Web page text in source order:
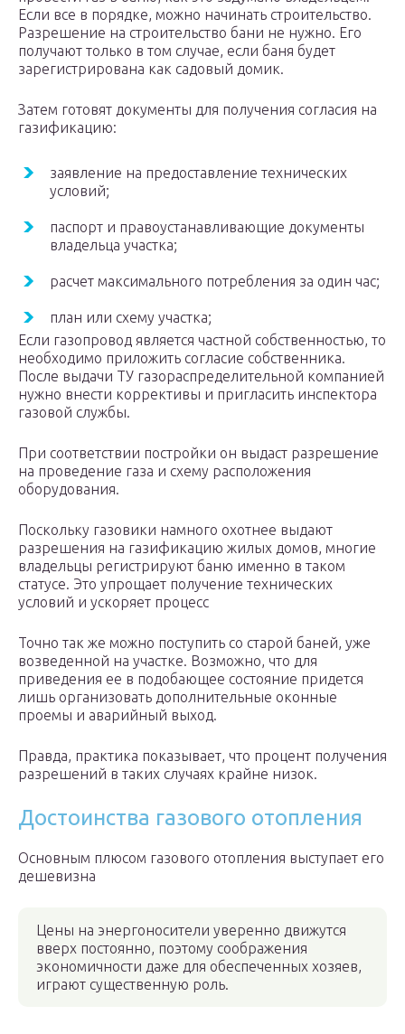
Если все в порядке, можно начинать строительство.
Разрешение на строительство бани не нужно. Его
получают только в том случае, если баня будет
зарегистрирована как садовый домик.
Затем готовят документы для получения согласия на
газификацию:
заявление на предоставление технических
условий;
паспорт и правоустанавливающие документы
владельца участка;
расчет максимального потребления за один час;
план или схему участка;
Если газопровод является частной собственностью, то
необходимо приложить согласие собственника.
После выдачи ТУ газораспределительной компанией
нужно внести коррективы и пригласить инспектора
газовой службы.
При соответствии постройки он выдаст разрешение
на проведение газа и схему расположения
оборудования.
Поскольку газовики намного охотнее выдают
разрешения на газификацию жилых домов, многие
владельцы регистрируют баню именно в таком
статусе. Это упрощает получение технических
условий и ускоряет процесс
Точно так же можно поступить со старой баней, уже
возведенной на участке. Возможно, что для
приведения ее в подобающее состояние придется
лишь организовать дополнительные оконные
проемы и аварийный выход.
Правда, практика показывает, что процент получения
разрешений в таких случаях крайне низок.
Достоинства газового отопления
Основным плюсом газового отопления выступает его
дешевизна
Цены на энергоносители уверенно движутся
вверх постоянно, поэтому соображения
экономичности даже для обеспеченных хозяев,
играют существенную роль.